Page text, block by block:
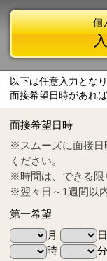
Tel
0570-55-
個
以下は任意入力となり
面接希望日時があれ
面接希望日時
※スムーズに面接日
ください。
※時間は、できる限
※翌々日～1週間以
第一希望
月
日
時